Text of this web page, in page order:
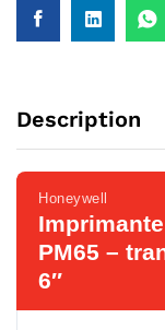
Description
Honeywell
PM65 –
6″